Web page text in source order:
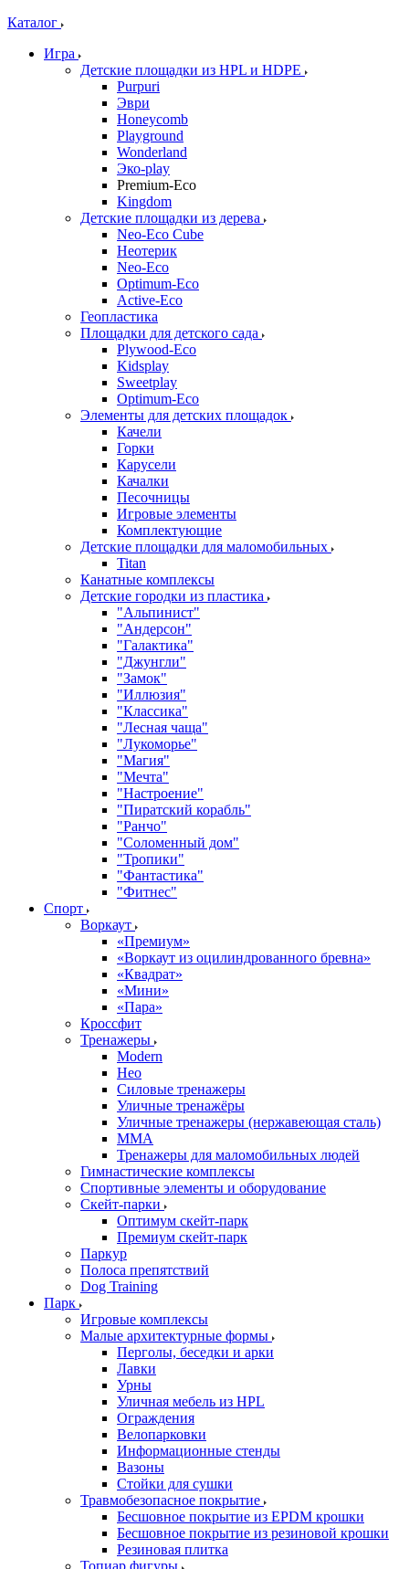
Каталог
Игра
Детские площадки из HPL и HDPE
Purpuri
Эври
Honeycomb
Playground
Wonderland
Эко-play
Premium-Eco
Kingdom
Детские площадки из дерева
Neo-Eco Cube
Неотерик
Neo-Eco
Оptimum-Еco
Active-Eco
Геопластика
Площадки для детского сада
Plywood-Eco
Kidsplay
Sweetplay
Оptimum-Еco
Элементы для детских площадок
Качели
Горки
Карусели
Качалки
Песочницы
Игровые элементы
Комплектующие
Детские площадки для маломобильных
Titan
Канатные комплексы
Детские городки из пластика
"Альпинист"
"Андерсон"
"Галактика"
"Джунгли"
"Замок"
"Иллюзия"
"Классика"
"Лесная чаща"
"Лукоморье"
"Магия"
"Мечта"
"Настроение"
"Пиратский корабль"
"Ранчо"
"Соломенный дом"
"Тропики"
"Фантастика"
"Фитнес"
Спорт
Воркаут
«Премиум»
«Воркаут из оцилиндрованного бревна»
«Квадрат»
«Мини»
«Пара»
Кроссфит
Тренажеры
Modern
Нео
Силовые тренажеры
Уличные тренажёры
Уличные тренажеры (нержавеющая сталь)
ММА
Тренажеры для маломобильных людей
Гимнастические комплексы
Спортивные элементы и оборудование
Скейт-парки
Оптимум скейт-парк
Премиум скейт-парк
Паркур
Полоса препятствий
Dog Training
Парк
Игровые комплексы
Малые архитектурные формы
Перголы, беседки и арки
Лавки
Урны
Уличная мебель из HPL
Ограждения
Велопарковки
Информационные стенды
Вазоны
Стойки для сушки
Травмобезопасное покрытие
Бесшовное покрытие из EPDM крошки
Бесшовное покрытие из резиновой крошки
Резиновая плитка
Топиар фигуры